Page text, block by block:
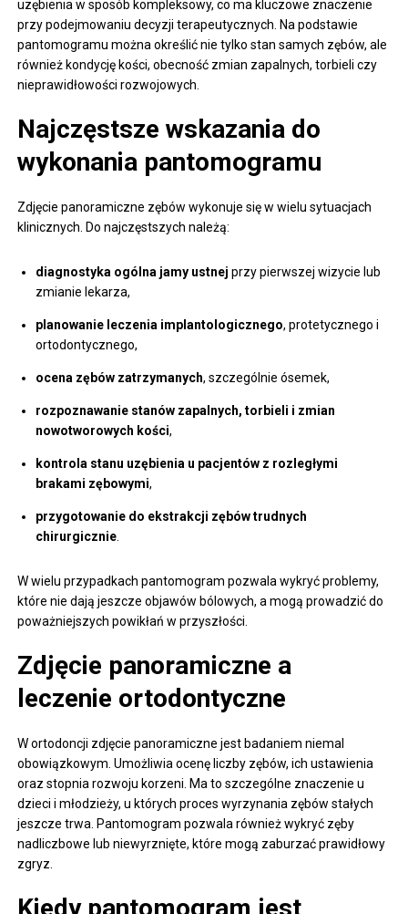
uzębienia w sposób kompleksowy, co ma kluczowe znaczenie
przy podejmowaniu decyzji terapeutycznych. Na podstawie
pantomogramu można określić nie tylko stan samych zębów, ale
również kondycję kości, obecność zmian zapalnych, torbieli czy
nieprawidłowości rozwojowych.
Najczęstsze wskazania do
wykonania pantomogramu
Zdjęcie panoramiczne zębów wykonuje się w wielu sytuacjach
klinicznych. Do najczęstszych należą:
diagnostyka ogólna jamy ustnej przy pierwszej wizycie lub
zmianie lekarza,
planowanie leczenia implantologicznego, protetycznego i
ortodontycznego,
ocena zębów zatrzymanych, szczególnie ósemek,
rozpoznawanie stanów zapalnych, torbieli i zmian
nowotworowych kości,
kontrola stanu uzębienia u pacjentów z rozległymi
brakami zębowymi,
przygotowanie do ekstrakcji zębów trudnych
chirurgicznie.
W wielu przypadkach pantomogram pozwala wykryć problemy,
które nie dają jeszcze objawów bólowych, a mogą prowadzić do
poważniejszych powikłań w przyszłości.
Zdjęcie panoramiczne a
leczenie ortodontyczne
W ortodoncji zdjęcie panoramiczne jest badaniem niemal
obowiązkowym. Umożliwia ocenę liczby zębów, ich ustawienia
oraz stopnia rozwoju korzeni. Ma to szczególne znaczenie u
dzieci i młodzieży, u których proces wyrzynania zębów stałych
jeszcze trwa. Pantomogram pozwala również wykryć zęby
nadliczbowe lub niewyrznięte, które mogą zaburzać prawidłowy
zgryz.